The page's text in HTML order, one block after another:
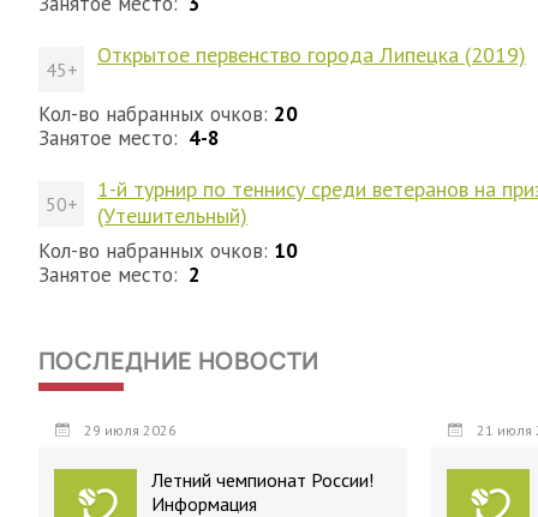
45+
Открытое первенство города Липецка (2019)
Кол-во набранных очков: 20
Занятое место: 4-8
50+
1-й турнир по теннису среди ветеранов на
(Утешительный)
Кол-во набранных очков: 10
Занятое место: 2
ПОСЛЕДНИЕ НОВОСТИ
29 июля 2026
Летний чемпионат России!
Информация
21 июля